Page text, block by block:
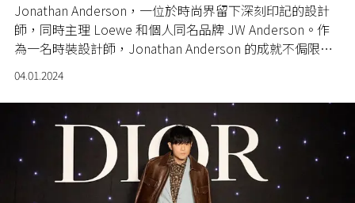
Jonathan Anderson ，一位於時尚界留下深刻印記的設計
師，同時主理 Loewe 和個人同名品牌 JW Anderson 。作
為一名時裝設計師， Jonathan Anderson 的成就不侷限於
時尚領域，即使身兼兩大品牌的創意總監，他持續在追求
創新的道路上闖蕩。
04.01.2024